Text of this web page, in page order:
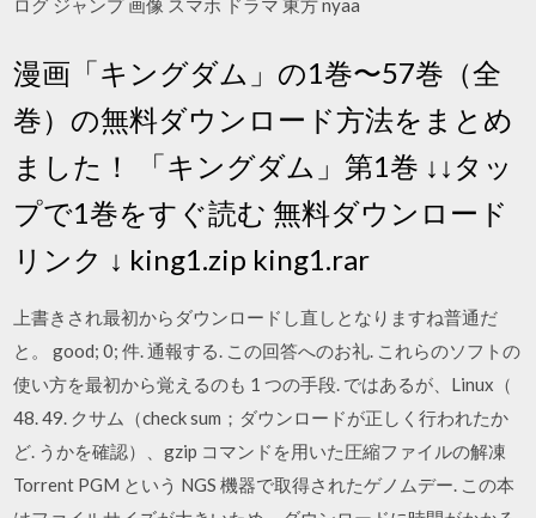
ログ ジャンプ 画像 スマホ ドラマ 東方 nyaa
漫画「キングダム」の1巻〜57巻（全
巻）の無料ダウンロード方法をまとめ
ました！ 「キングダム」第1巻 ↓↓タッ
プで1巻をすぐ読む 無料ダウンロード
リンク ↓ king1.zip king1.rar
上書きされ最初からダウンロードし直しとなりますね普通だ
と。 good; 0; 件. 通報する. この回答へのお礼. これらのソフトの
使い方を最初から覚えるのも 1 つの手段. ではあるが、Linux（
48. 49. クサム（check sum；ダウンロードが正しく行われたか
ど. うかを確認）、gzip コマンドを用いた圧縮ファイルの解凍
Torrent PGM という NGS 機器で取得されたゲノムデー. この本